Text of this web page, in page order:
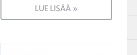
LUE LISÄÄ »